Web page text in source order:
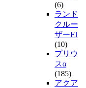
(6)
ランド
クルー
ザーFJ
(10)
プリウ
スα
(185)
アクア